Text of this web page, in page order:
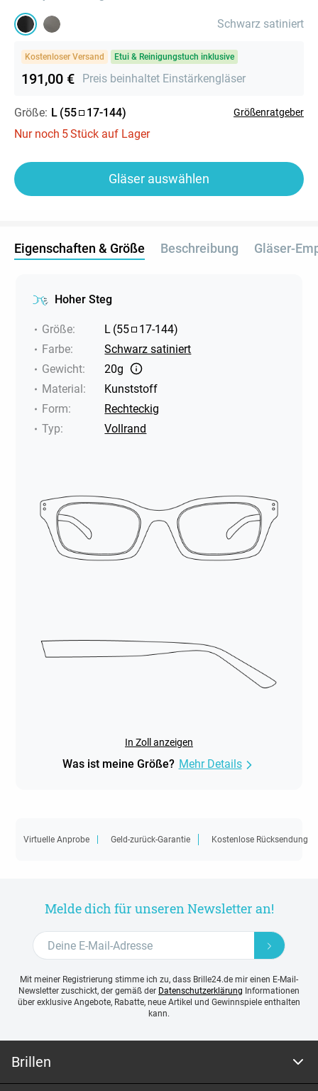
Schwarz satiniert
Kostenloser Versand Etui & Reinigungstuch inklusive
191,00 € Preis beinhaltet Einstärkengläser
Größe: L (55 17-144) Größenratgeber
Nur noch 5Stück auf Lager
Gläser auswählen
Eigenschaften & Größe Beschreibung Gläser-
Hoher Steg
Größe: L (55 17-144)
Farbe:
Schwarz satiniert
Gewicht:
20g
Material:
Kunststoff
Form:
Rechteckig
Typ: Vollrand
In Zoll anzeigen
Was ist meine Größe? Mehr Details
Virtuelle Anprobe Geld-zurück-Garantie Kostenlose Rücksendung
Melde dich für unseren Newsletter an!
Mit meiner Registrierung stimme ich zu, dass Brille24.de mir einen E-Mail-
Newsletter zuschickt, der gemäß der Datenschutzerklärung Informationen
über exklusive Angebote, Rabatte, neue Artikel und Gewinnspiele enthalten
kann.
Brillen